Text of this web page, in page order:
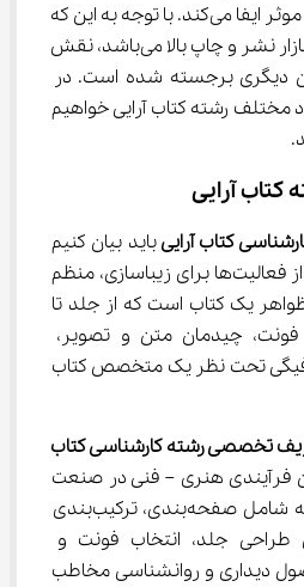
تولید آثار مکتوب جذاب و موثر ایفا می‌کند. با توجه به این که
در دنیای امروز رقابت در بازار نشر و چاپ بالا می‌باشد، نقش
دیگری برجسته شده است. در
مختلف رشته کتاب آرایی خواهیم
آرایی
کتاب آرایی باید بیان کنیم
که این رشته مجموعه‌ای از فعالیت‌ها برای زیباسازی، منظم
یک کتاب است که از جلد تا
چیدمان متن و تصویر،
تحت نظر یک متخصص کتاب
تخصصی رشته کارشناسی کتاب
فرآیندی هنری – فنی در صنعت
نشر معرفی می‌نمایند که شامل صفحه‌بندی، ترکیب‌بندی
طراحی جلد، انتخاب فونت و
دیداری و روانشناسی مخاطب